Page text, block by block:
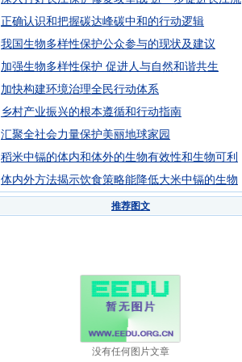
正确认识和把握碳达峰碳中和的行动逻辑
我国生物多样性保护公众参与的现状及建议
加强生物多样性保护 促进人与自然和谐共生
加快构建环境治理全民行动体系
乡村产业振兴的根本遵循和行动指南
汇聚全社会力量保护美丽地球家园
稻米中镉的体内和体外的生物有效性和生物可利
体内外方法揭示饮食策略能降低大米中镉的生物
推荐图文
没有任何图片文章